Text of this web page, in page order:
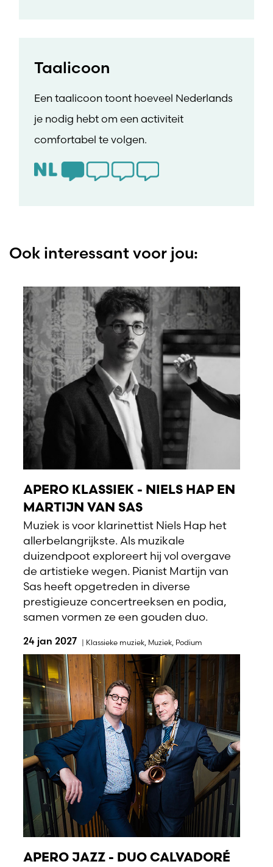
Taalicoon
Een taalicoon toont hoeveel Nederlands
je nodig hebt om een activiteit
comfortabel te volgen.
Ook interessant voor jou:
APERO KLASSIEK - NIELS HAP EN
MARTIJN VAN SAS
Muziek is voor klarinettist Niels Hap het
allerbelangrijkste. Als muzikale
duizendpoot exploreert hij vol overgave
de artistieke wegen. Pianist Martijn van
Sas heeft opgetreden in diverse
prestigieuze concertreeksen en podia,
samen vormen ze een gouden duo.
24 jan 2027 | Klassieke muziek Muziek Podium
APERO JAZZ - DUO CALVADORÉ